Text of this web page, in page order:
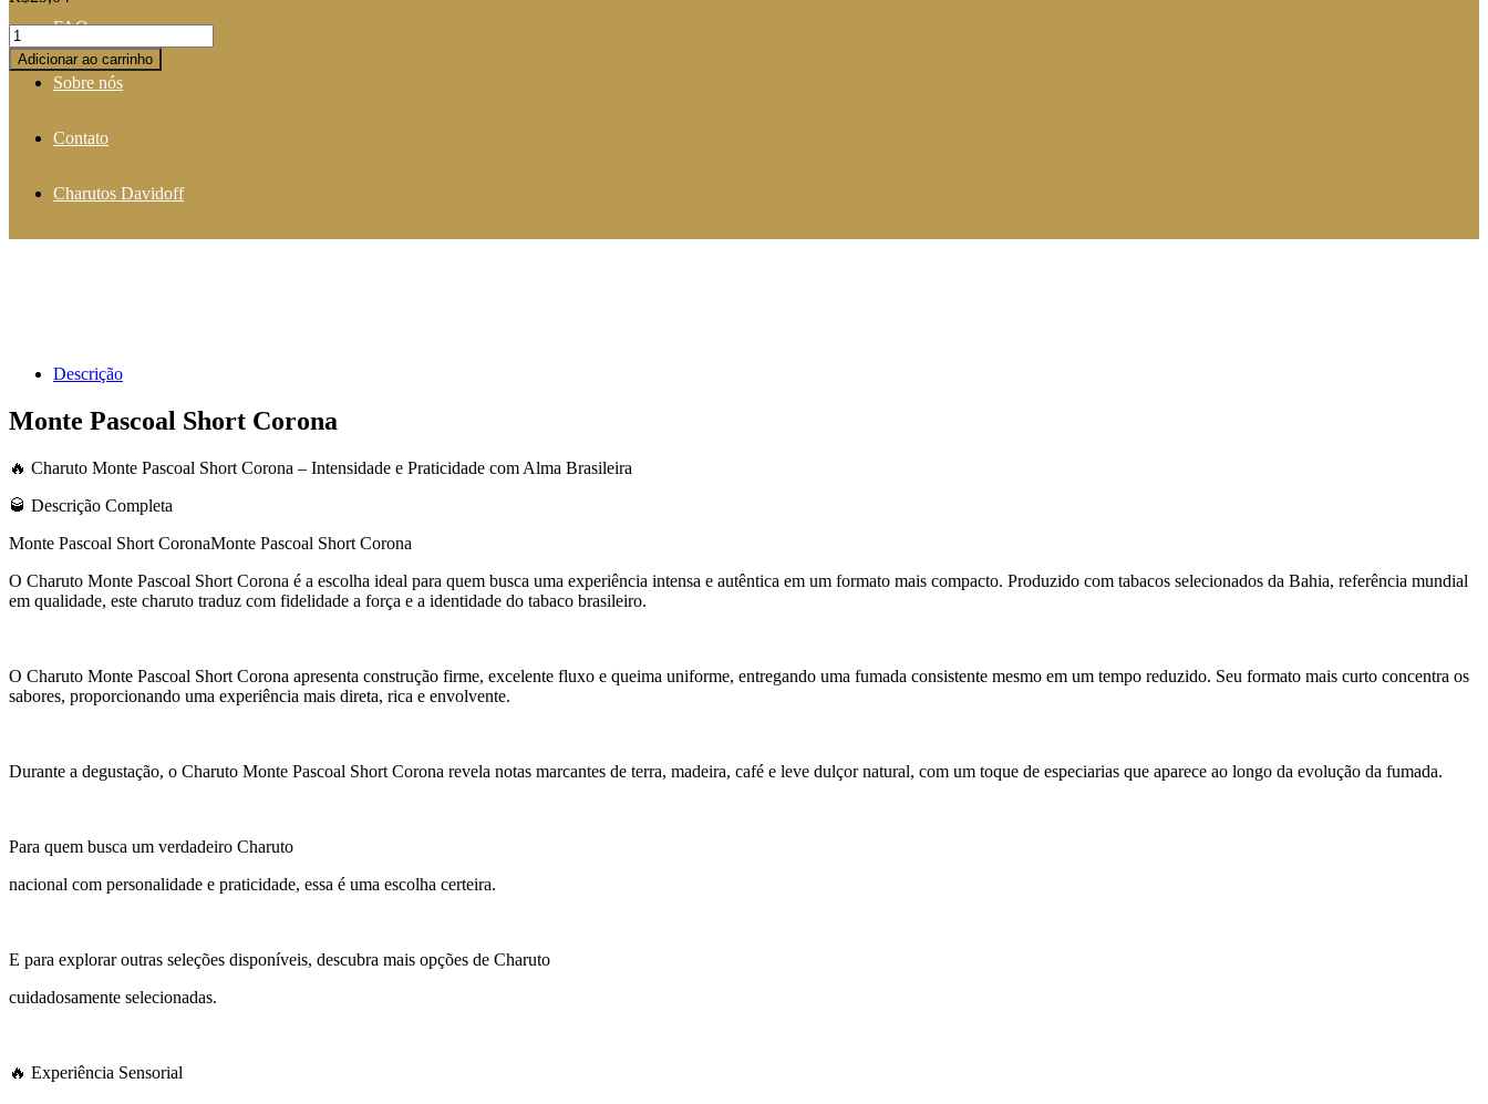
FAQ
Sobre nós
Contato
Charutos Davidoff
Monte
Pascoal
Short
Corona
Intensidade
Compacta
Adicionar ao carrinho
Descrição
Monte Pascoal Short Corona
🔥 Charuto Monte Pascoal Short Corona – Intensidade e Praticidade com Alma Brasileira
🥃 Descrição Completa
Monte Pascoal Short CoronaMonte Pascoal Short Corona
O Charuto Monte Pascoal Short Corona é a escolha ideal para quem busca uma experiência intensa e autêntica em um formato mais compacto. Produzido com tabacos selecionados da Bahia, referência mundial
em qualidade, este charuto traduz com fidelidade a força e a identidade do tabaco brasileiro.
O Charuto Monte Pascoal Short Corona apresenta construção firme, excelente fluxo e queima uniforme, entregando uma fumada consistente mesmo em um tempo reduzido. Seu formato mais curto concentra os
sabores, proporcionando uma experiência mais direta, rica e envolvente.
Durante a degustação, o Charuto Monte Pascoal Short Corona revela notas marcantes de terra, madeira, café e leve dulçor natural, com um toque de especiarias que aparece ao longo da evolução da fumada.
Para quem busca um verdadeiro Charuto
nacional com personalidade e praticidade, essa é uma escolha certeira.
E para explorar outras seleções disponíveis, descubra mais opções de Charuto
cuidadosamente selecionadas.
🔥 Experiência Sensorial